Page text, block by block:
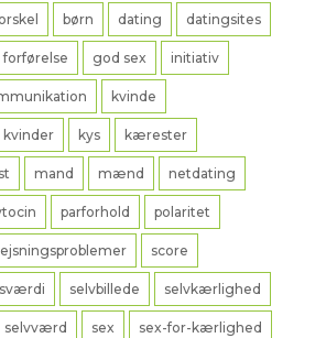
børn dating datingsites
forførelse god sex initiativ
kvinde
kvinder kys kærester
mand mænd netdating
parforhold polaritet
score
selvbillede selvkærlighed
selvværd sex sex-for-kærlighed